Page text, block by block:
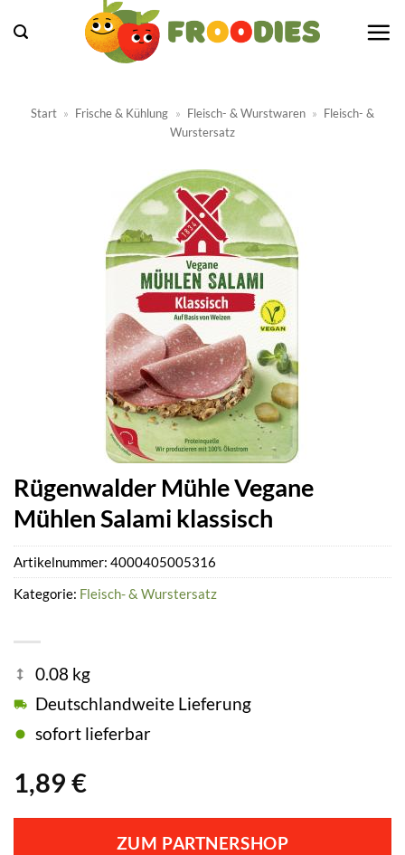
Inhalt
Start » Frische & Kühlung » Fleisch- & Wurstwaren » Fleisch- &
Wurstersatz
Rügenwalder Mühle Vegane
Mühlen Salami klassisch
1,89 €
0.08 kg
Deutschlandweite Lieferung
sofort lieferbar
ZUM PARTNERSHOP
Artikelnummer: 4000405005316
Kategorie: Fleisch- & Wurstersatz